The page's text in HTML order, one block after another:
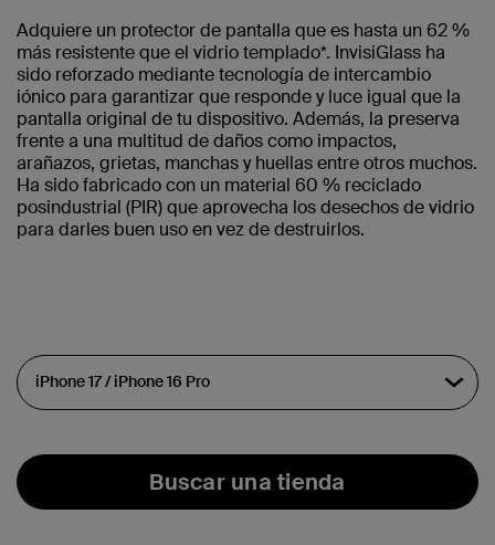
Adquiere un protector de pantalla que es hasta un 62 %
más resistente que el vidrio templado*. InvisiGlass ha
sido reforzado mediante tecnología de intercambio
iónico para garantizar que responde y luce igual que la
pantalla original de tu dispositivo. Además, la preserva
frente a una multitud de daños como impactos,
arañazos, grietas, manchas y huellas entre otros muchos.
Ha sido fabricado con un material 60 % reciclado
posindustrial (PIR) que aprovecha los desechos de vidrio
para darles buen uso en vez de destruirlos.
Buscar una tienda